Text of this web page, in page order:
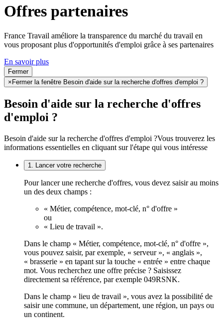
Offres partenaires
France Travail améliore la transparence du marché du travail en
vous proposant plus d'opportunités d'emploi grâce à ses partenaires
En savoir plus
Fermer
× Fermer la fenêtre Besoin d'aide sur la recherche d'offres d'emploi ?
Besoin d'aide sur la recherche d'offres
d'emploi ?
Besoin d'aide sur la recherche d'offres d'emploi ?Vous trouverez les
informations essentielles en cliquant sur l'étape qui vous intéresse
1. Lancer votre recherche
Pour lancer une recherche d'offres, vous devez saisir au moins
un des deux champs :
« Métier, compétence, mot-clé, n° d'offre »
ou
« Lieu de travail ».
Dans le champ « Métier, compétence, mot-clé, n° d'offre »,
vous pouvez saisir, par exemple, « serveur », « anglais »,
« brasserie » en tapant sur la touche « entrée » entre chaque
mot. Vous recherchez une offre précise ? Saisissez
directement sa référence, par exemple 049RSNK.
Dans le champ « lieu de travail », vous avez la possibilité de
saisir une commune, un département, une région, un pays ou
un continent.